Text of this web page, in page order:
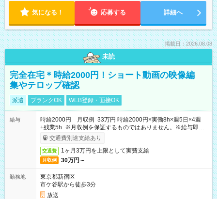
気になる！ 応募する 詳細へ
掲載日：2026.08.08
未読
完全在宅＊時給2000円！ショート動画の映像編
集やテロップ確認
派遣 ブランクOK WEB登録・面接OK
給与
時給2000円 月収例 33万円 時給2000円×実働8h×週5日×4週
+残業5h ※月収例を保証するものではありません。※給与即受
取りサービス利用可（利用条件有）
交通費別途支給あり
交通費 1ヶ月3万円を上限として実費支給
月収例 30万円～
勤務地
東京都新宿区
市ケ谷駅から徒歩3分
放送